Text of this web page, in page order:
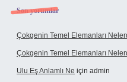
Son yorumlar
Çokgenin Temel Elemanları
Çokgenin Temel Elemanları
Ulu Eş Anlamlı Ne için admin